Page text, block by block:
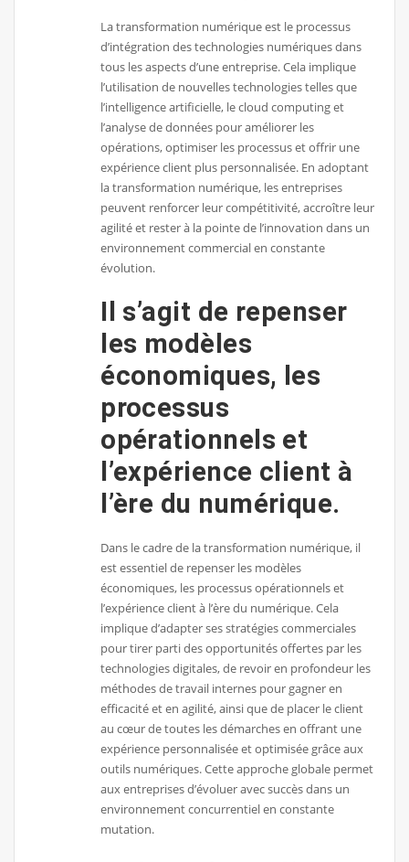
La transformation numérique est le processus
d’intégration des technologies numériques dans
tous les aspects d’une entreprise. Cela implique
l’utilisation de nouvelles technologies telles que
l’intelligence artificielle, le cloud computing et
l’analyse de données pour améliorer les
opérations, optimiser les processus et offrir une
expérience client plus personnalisée. En adoptant
la transformation numérique, les entreprises
peuvent renforcer leur compétitivité, accroître leur
agilité et rester à la pointe de l’innovation dans un
environnement commercial en constante
évolution.
Il s’agit de repenser
les modèles
économiques, les
processus
opérationnels et
l’expérience client à
l’ère du numérique.
Dans le cadre de la transformation numérique, il
est essentiel de repenser les modèles
économiques, les processus opérationnels et
l’expérience client à l’ère du numérique. Cela
implique d’adapter ses stratégies commerciales
pour tirer parti des opportunités offertes par les
technologies digitales, de revoir en profondeur les
méthodes de travail internes pour gagner en
efficacité et en agilité, ainsi que de placer le client
au cœur de toutes les démarches en offrant une
expérience personnalisée et optimisée grâce aux
outils numériques. Cette approche globale permet
aux entreprises d’évoluer avec succès dans un
environnement concurrentiel en constante
mutation.